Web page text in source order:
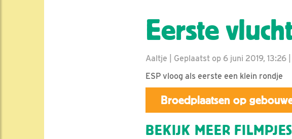
Eerste
Aaltje | Geplaatst op 6 juni 2019, 13:26 |
ESP vloog als eerste een klein rondje
Broedplaatsen op
BEKIJK MEER